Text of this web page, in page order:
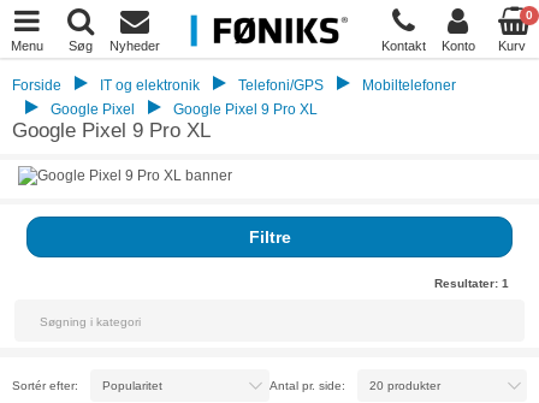
Menu Søg Nyheder Kontakt Konto
0
Kurv
Forside IT og elektronik Telefoni/GPS
Mobiltelefoner
Google Pixel
Google Pixel 9 Pro XL
Google Pixel 9 Pro XL
Filtre
Resultater: 1
Sortér efter: Antal pr. side: